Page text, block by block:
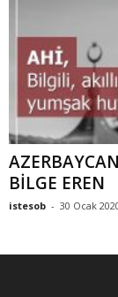
BİLGE EREN
istesob - 30 Ocak